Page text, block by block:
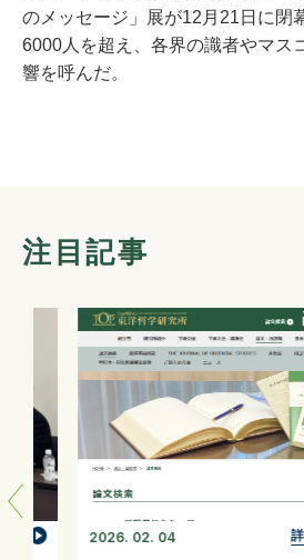
のメッセージ」展が12月21日に閉
6000人を超え、各界の識者やマス
響を呼んだ。
注目記事
2026. 02. 04